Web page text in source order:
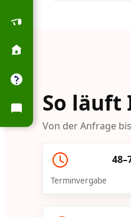
So läuft
Von der Anfrage
Terminvergabe